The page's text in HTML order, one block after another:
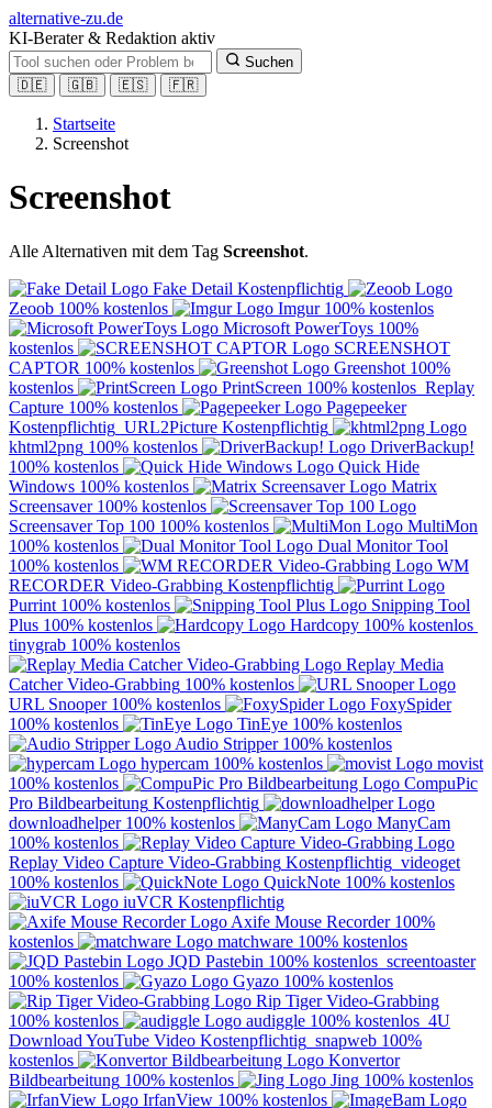
alternative-zu.de
KI-Berater & Redaktion aktiv
Suchen
🇩🇪
🇬🇧 🇪🇸 🇫🇷
Startseite
Screenshot
Screenshot
Alle Alternativen mit dem Tag Screenshot.
Fake Detail Kostenpflichtig
Zeoob 100% kostenlos Imgur 100% kostenlos
Microsoft PowerToys 100%
kostenlos
SCREENSHOT
CAPTOR 100% kostenlos Greenshot 100%
kostenlos
PrintScreen 100% kostenlos Replay
Capture 100% kostenlos
Pagepeeker
Kostenpflichtig URL2Picture Kostenpflichtig
khtml2png 100% kostenlos
DriverBackup!
100% kostenlos
Quick Hide
Windows 100% kostenlos
Matrix
Screensaver 100% kostenlos
Screensaver Top 100 100% kostenlos
MultiMon
100% kostenlos
Dual Monitor Tool
100% kostenlos
WM
RECORDER Video-Grabbing Kostenpflichtig
Purrint 100% kostenlos
Snipping Tool
Plus 100% kostenlos Hardcopy 100% kostenlos
tinygrab 100% kostenlos
Replay Media
Catcher Video-Grabbing 100% kostenlos
URL Snooper 100% kostenlos
FoxySpider
100% kostenlos
TinEye 100% kostenlos
Audio Stripper 100% kostenlos
hypercam 100% kostenlos
movist
100% kostenlos
CompuPic
Pro Bildbearbeitung Kostenpflichtig
downloadhelper 100% kostenlos
ManyCam
100% kostenlos
Replay Video Capture Video-Grabbing Kostenpflichtig videoget
100% kostenlos
QuickNote 100% kostenlos
iuVCR Kostenpflichtig
Axife Mouse Recorder 100%
kostenlos
matchware 100% kostenlos
JQD Pastebin 100% kostenlos screentoaster
100% kostenlos
Gyazo 100% kostenlos
Rip Tiger Video-Grabbing
100% kostenlos
audiggle 100% kostenlos 4U
Download YouTube Video Kostenpflichtig snapweb 100%
kostenlos
Konvertor
Bildbearbeitung 100% kostenlos Jing 100% kostenlos
IrfanView 100% kostenlos